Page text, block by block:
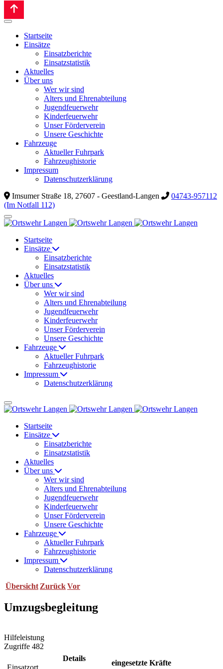
Startseite
Einsätze
Einsatzberichte
Einsatzstatistik
Aktuelles
Über uns
Wer wir sind
Alters und Ehrenabteilung
Jugendfeuerwehr
Kinderfeuerwehr
Unser Förderverein
Unsere Geschichte
Fahrzeuge
Aktueller Fuhrpark
Fahrzeughistorie
Impressum
Datenschutzerklärung
Imsumer Straße 18, 27607 - Geestland-Langen
04743-957112
(Im Notfall 112)
Startseite
Einsätze
Einsatzberichte
Einsatzstatistik
Aktuelles
Über uns
Wer wir sind
Alters und Ehrenabteilung
Jugendfeuerwehr
Kinderfeuerwehr
Unser Förderverein
Unsere Geschichte
Fahrzeuge
Aktueller Fuhrpark
Fahrzeughistorie
Impressum
Datenschutzerklärung
Startseite
Einsätze
Einsatzberichte
Einsatzstatistik
Aktuelles
Über uns
Wer wir sind
Alters und Ehrenabteilung
Jugendfeuerwehr
Kinderfeuerwehr
Unser Förderverein
Unsere Geschichte
Fahrzeuge
Aktueller Fuhrpark
Fahrzeughistorie
Impressum
Datenschutzerklärung
Übersicht ZurückVor
Umzugsbegleitung
Hilfeleistung
Zugriffe 482
Einsatzort
Details
eingesetzte Kräfte